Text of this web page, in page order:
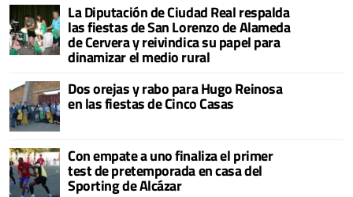
La Diputación de Ciudad Real respalda
las fiestas de San Lorenzo de Alameda
de Cervera y reivindica su papel para
dinamizar el medio rural
Dos orejas y rabo para Hugo Reinosa
en las fiestas de Cinco Casas
Con empate a uno finaliza el primer
test de pretemporada en casa del
Sporting de Alcázar